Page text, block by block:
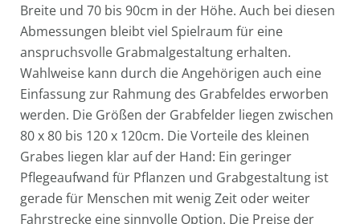
Breite und 70 bis 90cm in der Höhe. Auch bei diesen
Abmessungen bleibt viel Spielraum für eine
anspruchsvolle Grabmalgestaltung erhalten.
Wahlweise kann durch die Angehörigen auch eine
Einfassung zur Rahmung des Grabfeldes erworben
werden. Die Größen der Grabfelder liegen zwischen
80 x 80 bis 120 x 120cm. Die Vorteile des kleinen
Grabes liegen klar auf der Hand: Ein geringer
Pflegeaufwand für Pflanzen und Grabgestaltung ist
gerade für Menschen mit wenig Zeit oder weiter
Fahrstrecke eine sinnvolle Option. Die Preise der